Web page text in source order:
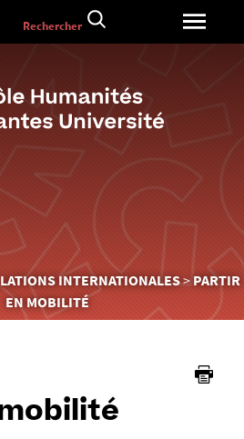
au
INTERNATIONALES
PARTIR
EN MOBILITÉ
Rechercher